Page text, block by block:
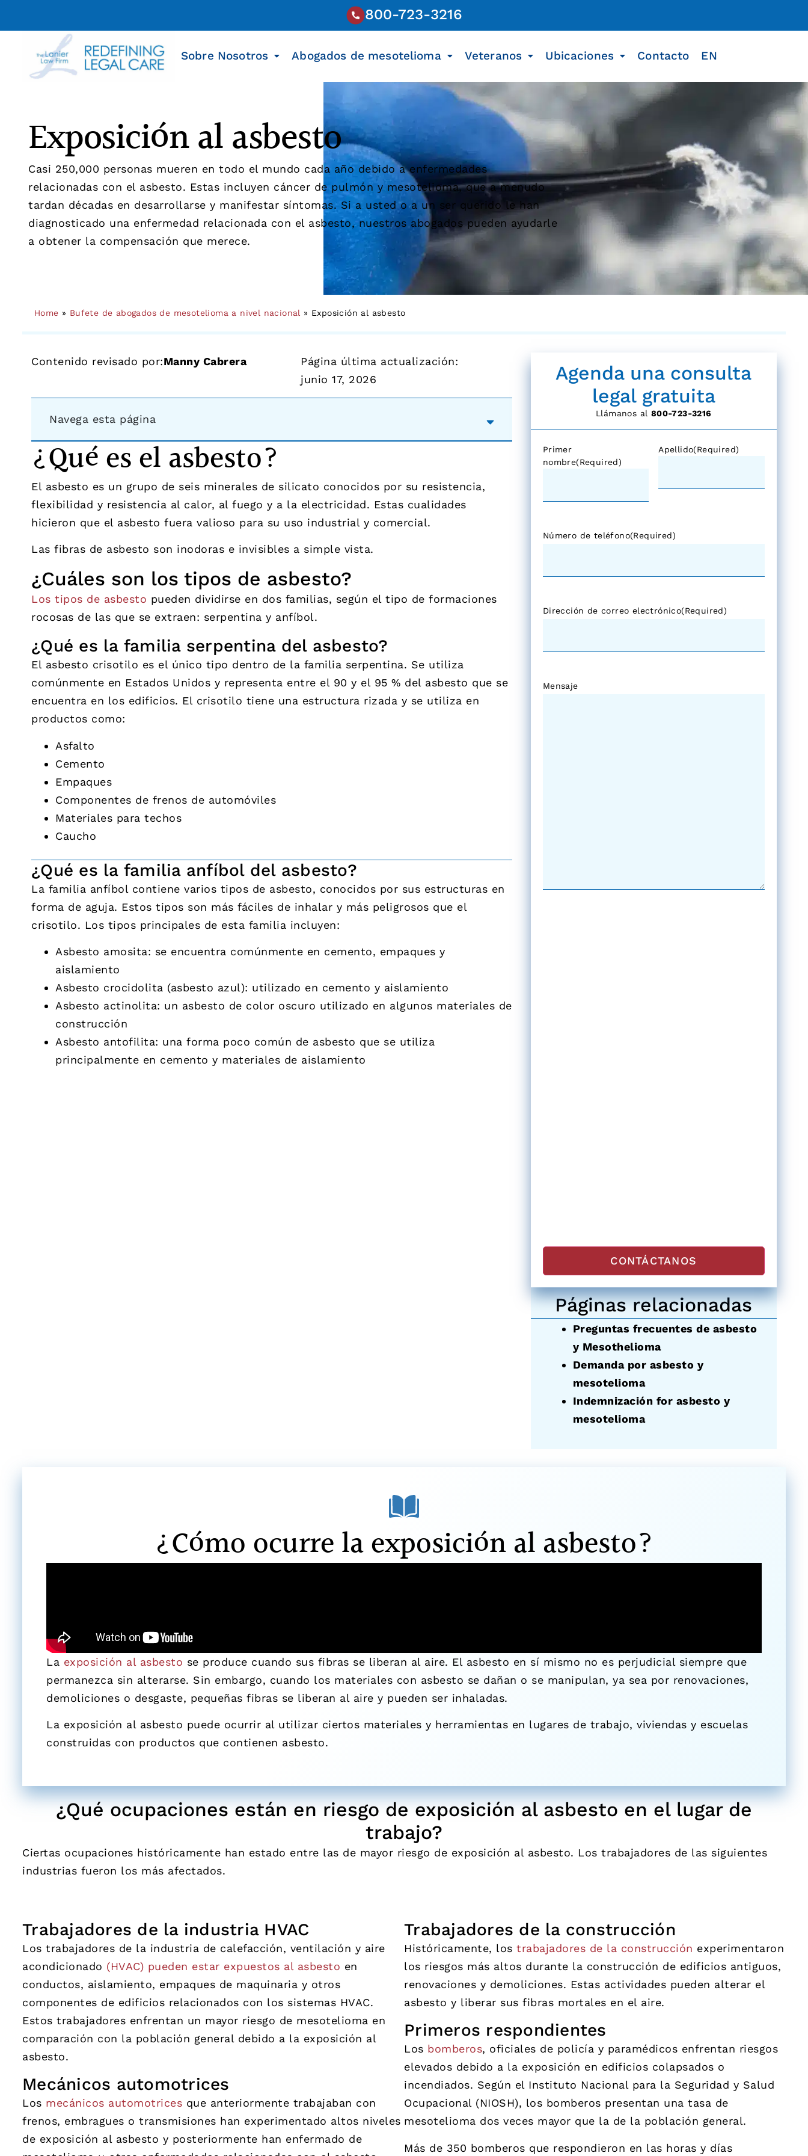
800-723-3216
Sobre Nosotros Abogados de mesotelioma Veteranos Ubicaciones Contacto EN
Exposición al asbesto
Casi 250,000 personas mueren en todo el mundo cada año debido a enfermedades
relacionadas con el asbesto. Estas incluyen cáncer de pulmón y mesotelioma, que a menudo
tardan décadas en desarrollarse y manifestar síntomas. Si a usted o a un ser querido le han
diagnosticado una enfermedad relacionada con el asbesto, nuestros abogados pueden ayudarle
a obtener la compensación que merece.
Home » Bufete de abogados de mesotelioma a nivel nacional » Exposición al asbesto
Contenido revisado por:Manny Cabrera
Página última actualización:
junio 17, 2026
Navega esta página
¿Qué es el asbesto?
El asbesto es un grupo de seis minerales de silicato conocidos por su resistencia,
flexibilidad y resistencia al calor, al fuego y a la electricidad. Estas cualidades
hicieron que el asbesto fuera valioso para su uso industrial y comercial.
Las fibras de asbesto son inodoras e invisibles a simple vista.
¿Cuáles son los tipos de asbesto?
Los tipos de asbesto pueden dividirse en dos familias, según el tipo de formaciones
rocosas de las que se extraen: serpentina y anfíbol.
¿Qué es la familia serpentina del asbesto?
El asbesto crisotilo es el único tipo dentro de la familia serpentina. Se utiliza
comúnmente en Estados Unidos y representa entre el 90 y el 95 % del asbesto que se
encuentra en los edificios. El crisotilo tiene una estructura rizada y se utiliza en
productos como:
Asfalto
Cemento
Empaques
Componentes de frenos de automóviles
Materiales para techos
Caucho
¿Qué es la familia anfíbol del asbesto?
La familia anfíbol contiene varios tipos de asbesto, conocidos por sus estructuras en
forma de aguja. Estos tipos son más fáciles de inhalar y más peligrosos que el
crisotilo. Los tipos principales de esta familia incluyen:
Asbesto amosita: se encuentra comúnmente en cemento, empaques y
aislamiento
Asbesto crocidolita (asbesto azul): utilizado en cemento y aislamiento
Asbesto actinolita: un asbesto de color oscuro utilizado en algunos materiales de
construcción
Asbesto antofilita: una forma poco común de asbesto que se utiliza
principalmente en cemento y materiales de aislamiento
Agenda una consulta
legal gratuita
Llámanos al 800-723-3216
Primer
nombre(Required)
Apellido(Required)
Número de teléfono(Required)
Dirección de correo electrónico(Required)
Mensaje
Páginas relacionadas
Preguntas frecuentes de asbesto
y Mesothelioma
Demanda por asbesto y
mesotelioma
Indemnización for asbesto y
mesotelioma
¿Cómo ocurre la exposición al asbesto?
La exposición al asbesto se produce cuando sus fibras se liberan al aire. El asbesto en sí mismo no es perjudicial siempre que
permanezca sin alterarse. Sin embargo, cuando los materiales con asbesto se dañan o se manipulan, ya sea por renovaciones,
demoliciones o desgaste, pequeñas fibras se liberan al aire y pueden ser inhaladas.
La exposición al asbesto puede ocurrir al utilizar ciertos materiales y herramientas en lugares de trabajo, viviendas y escuelas
construidas con productos que contienen asbesto.
¿Qué ocupaciones están en riesgo de exposición al asbesto en el lugar de
trabajo?
Ciertas ocupaciones históricamente han estado entre las de mayor riesgo de exposición al asbesto. Los trabajadores de las siguientes
industrias fueron los más afectados.
Trabajadores de la industria HVAC
Los trabajadores de la industria de calefacción, ventilación y aire
acondicionado (HVAC) pueden estar expuestos al asbesto en
conductos, aislamiento, empaques de maquinaria y otros
componentes de edificios relacionados con los sistemas HVAC.
Estos trabajadores enfrentan un mayor riesgo de mesotelioma en
comparación con la población general debido a la exposición al
asbesto.
Mecánicos automotrices
Los mecánicos automotrices que anteriormente trabajaban con
frenos, embragues o transmisiones han experimentado altos niveles
de exposición al asbesto y posteriormente han enfermado de
Trabajadores de la construcción
Históricamente, los trabajadores de la construcción experimentaron
los riesgos más altos durante la construcción de edificios antiguos,
renovaciones y demoliciones. Estas actividades pueden alterar el
asbesto y liberar sus fibras mortales en el aire.
Primeros respondientes
Los bomberos, oficiales de policía y paramédicos enfrentan riesgos
elevados debido a la exposición en edificios colapsados o
incendiados. Según el Instituto Nacional para la Seguridad y Salud
Ocupacional (NIOSH), los bomberos presentan una tasa de
mesotelioma dos veces mayor que la de la población general.
Más de 350 bomberos que respondieron en las horas y días